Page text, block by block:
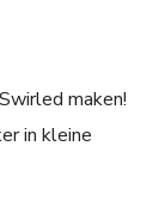
maken!
in kleine